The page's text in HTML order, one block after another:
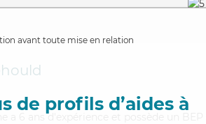
avant toute mise en relation
de profils d’aides à
a 6 ans d'expérience et possède un BEP